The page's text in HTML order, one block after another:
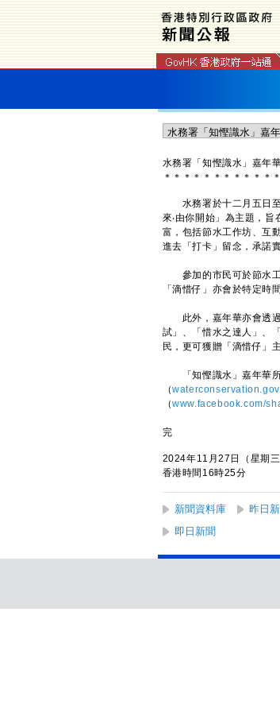
水務署「知慳識水」嘉年
＊ ＊ ＊ ＊ ＊ ＊ ＊ ＊ ＊ ＊ ＊ ＊
水務署於十二月五日至
來‧由你開始」為主題，
富，包括節水工作坊、互
進去「打卡」留念，承諾
參加的市民可於節水工
「滴惜仔」亦會於特定時
此外，嘉年華亦會透過
試」、「惜水之達人」、
民，更可獲贈「滴惜仔」
「知慳識水」嘉年華所
（
（www.facebook.com/
完
2024年11月27日（星期三
香港時間16時25分
新聞資料庫 昨日
即日新聞